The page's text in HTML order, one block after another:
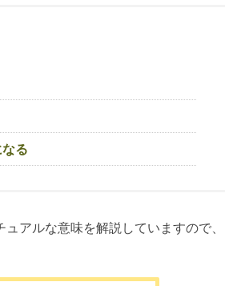
る
アルな意味を解説していますので、